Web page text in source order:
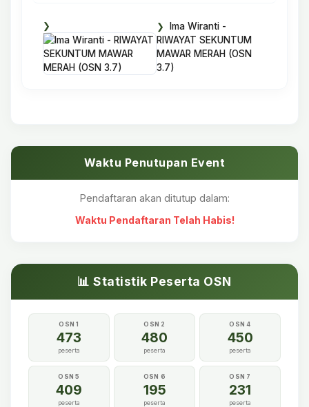
Ima Wiranti -
RIWAYAT SEKUNTUM
MAWAR MERAH (OSN
3.7)
Waktu Penutupan Event
Pendaftaran akan ditutup dalam:
Waktu Pendaftaran Telah Habis!
📊 Statistik Peserta OSN
OSN 1
473
peserta
OSN 2
480
peserta
OSN 4
450
peserta
OSN 5
409
peserta
OSN 6
195
peserta
OSN 7
231
peserta